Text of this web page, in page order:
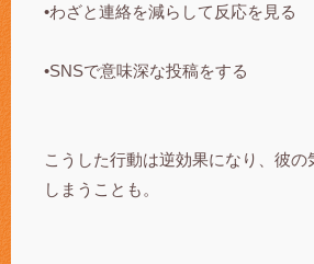
•わざと連絡を減らして反応を見る
•SNSで意味深な投稿をする
こうした行動は逆効果になり、彼の
しまうことも。